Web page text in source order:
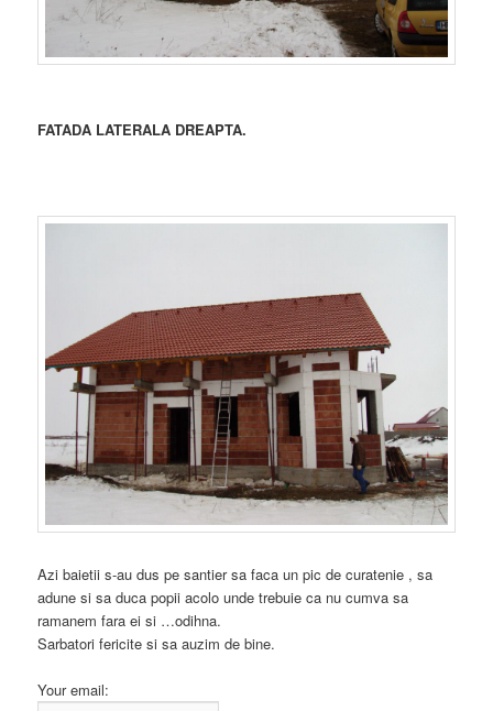
FATADA LATERALA DREAPTA.
Azi baietii s-au dus pe santier sa faca un pic de curatenie , sa
adune si sa duca popii acolo unde trebuie ca nu cumva sa
ramanem fara ei si …odihna.
Sarbatori fericite si sa auzim de bine.
Your email: